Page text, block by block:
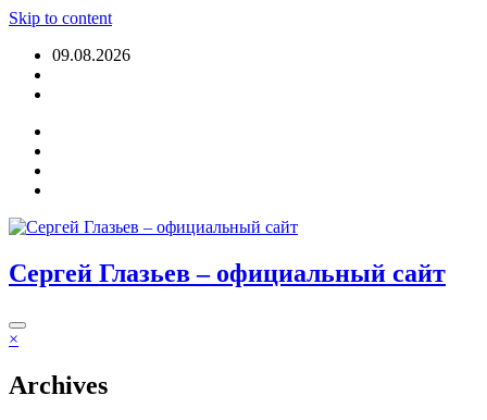
Skip to content
09.08.2026
Сергей Глазьев – официальный сайт
×
Archives